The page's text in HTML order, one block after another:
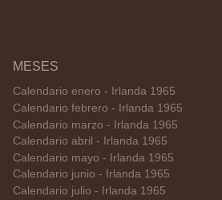
MESES
Calendario enero - Irlanda 1965
Calendario febrero - Irlanda 1965
Calendario marzo - Irlanda 1965
Calendario abril - Irlanda 1965
Calendario mayo - Irlanda 1965
Calendario junio - Irlanda 1965
Calendario julio - Irlanda 1965